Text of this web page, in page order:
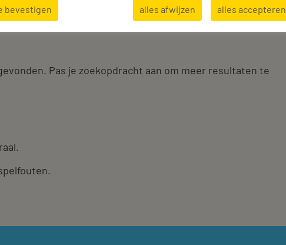
Pas je zoekopdracht aan om meer resultaten te
bevestigen alles afwijzen alles accepteren